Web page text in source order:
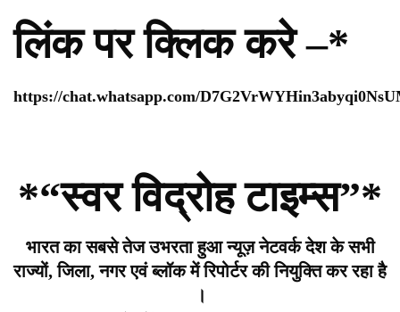
लिंक पर क्लिक करे –*
https://chat.whatsapp.com/
*“स्वर विद्रोह टाइम्स”*
भारत का सबसे तेज उभरता हुआ न्यूज़ नेटवर्क देश के सभी
राज्यों, जिला, नगर एवं ब्लॉक में रिपोर्टर की नियुक्ति कर रहा है
।